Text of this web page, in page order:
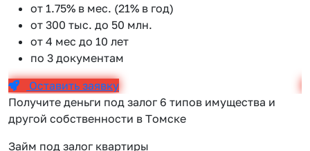
от 1.75% в мес. (21% в год)
от 300 тыс. до 50 млн.
от 4 мес до 10 лет
по 3 документам
Оставить заявку
Получите деньги под залог 6 типов имущества и
другой собственности в Томске
Займ под залог квартиры